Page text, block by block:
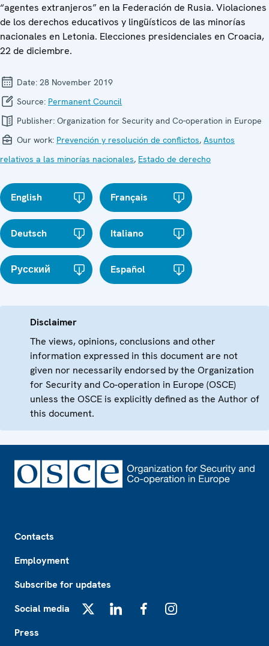
“agentes extranjeros” en la Federación de Rusia. Violaciones
de los derechos educativos y lingüísticos de las minorías
nacionales en Letonia. Elecciones presidenciales en Croacia,
22 de diciembre.
Date: 28 November 2019
Source: Permanent Council
Publisher: Organization for Security and Co-operation in Europe
Our work: Prevención y resolución de conflictos, Asuntos
relativos a las minorías nacionales, Estado de derecho
English Français
Deutsch Italiano
Русский Español
Disclaimer
The views, opinions, conclusions and other
information expressed in this document are not
given nor necessarily endorsed by the Organization
for Security and Co-operation in Europe (OSCE)
unless the OSCE is explicitly defined as the Author of
this document.
Contacts
Employment
Subscribe for updates
Social media
Press